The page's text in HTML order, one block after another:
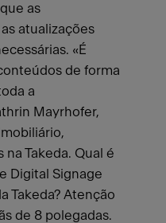
as
atualizações
«É
de forma
a
Mayrhofer,
Takeda. Qual é
Digital Signage
Takeda? Atenção
de 8 polegadas.